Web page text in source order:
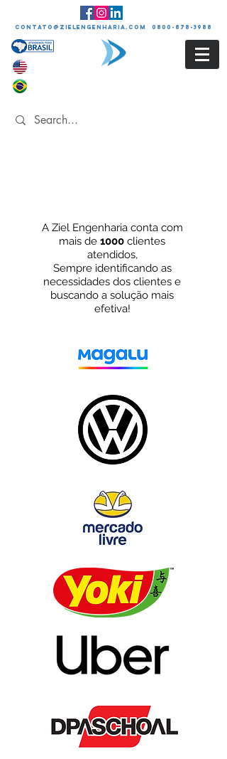
contato@zielengenharia.com 0800-878-3988
A Ziel Engenharia conta com
mais de 1000 clientes
atendidos,
Sempre identificando as
necessidades dos clientes e
buscando a solução mais
efetiva!